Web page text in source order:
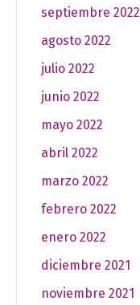
septiembre 2022
agosto 2022
julio 2022
junio 2022
mayo 2022
abril 2022
marzo 2022
febrero 2022
enero 2022
diciembre 2021
noviembre 2021